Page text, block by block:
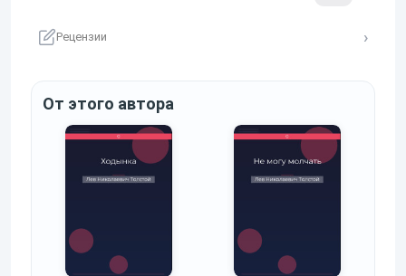
Рецензии
От этого автора